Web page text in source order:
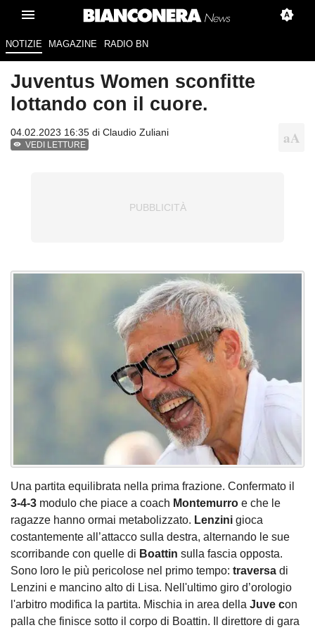
NOTIZIE MAGAZINE RADIO BN
Juventus Women sconfitte
lottando con il cuore.
04.02.2023 16:35 di Claudio Zuliani
VEDI LETTURE
Una partita equilibrata nella prima frazione. Confermato il
3-4-3 modulo che piace a coach Montemurro e che le
ragazze hanno ormai metabolizzato. Lenzini gioca
costantemente all’attacco sulla destra, alternando le sue
scorribande con quelle di Boattin sulla fascia opposta.
Sono loro le più pericolose nel primo tempo: traversa di
Lenzini e mancino alto di Lisa. Nell'ultimo giro d’orologio
l'arbitro modifica la partita. Mischia in area della Juve con
palla che finisce sotto il corpo di Boattin. Il direttore di gara